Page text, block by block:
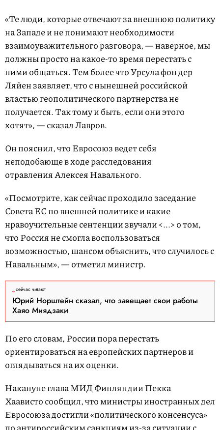
«Те люди, которые отвечают за внешнюю политику
на Западе и не понимают необходимости
взаимоуважительного разговора, — наверное, мы
должны просто на какое-то время перестать с
ними общаться. Тем более что Урсула фон дер
Ляйен заявляет, что с нынешней российской
властью геополитического партнерства не
получается. Так тому и быть, если они этого
хотят», — сказал Лавров.
Он пояснил, что Евросоюз ведет себя
неподобающе в ходе расследования
отравления Алексея Навального.
«Посмотрите, как сейчас проходило заседание
Совета ЕС по внешней политике и какие
нравоучительные сентенции звучали <...> о том,
что Россия не смогла воспользоваться
возможностью, шансом объяснить, что случилось с
Навальным», — отметил министр.
сейчас читают
Юрий Норштейн сказал, что завещает свои работы
Хаяо Миядзаки
По его словам, России пора перестать
ориентироваться на европейских партнеров и
оглядываться на их оценки.
Накануне глава МИД Финляндии Пекка
Хаависто сообщил, что министры иностранных дел
Евросоюза достигли «политического консенсуса»